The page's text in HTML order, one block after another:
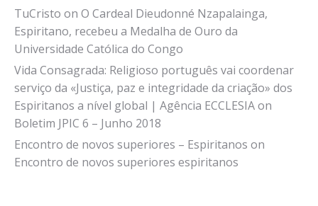
TuCristo on O Cardeal Dieudonné Nzapalainga,
Espiritano, recebeu a Medalha de Ouro da
Universidade Católica do Congo
Vida Consagrada: Religioso português vai coordenar
serviço da «Justiça, paz e integridade da criação» dos
Espiritanos a nível global | Agência ECCLESIAon
Boletim JPIC 6 – Junho 2018
Encontro de novos superiores – Espiritanos on
Encontro de novos superiores espiritanos